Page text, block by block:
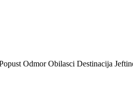
Odmor Obilasci Destinacija